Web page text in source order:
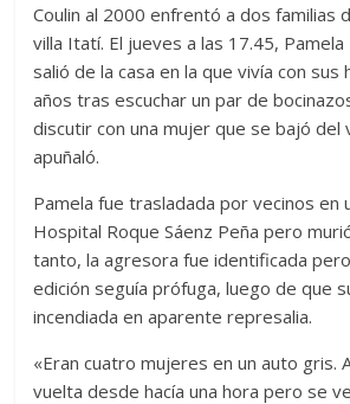
Coulin al 2000 enfrentó a dos familias
villa Itatí. El jueves a las 17.45, Pamela
salió de la casa en la que vivía con sus
años tras escuchar un par de
discutir con una mujer que se bajó del
apuñaló.
Pamela fue trasladada por vecinos en
Hospital Roque Sáenz Peña pero
tanto, la agresora fue identificada
edición seguía prófuga, luego de que
incendiada en aparente represalia.
«Eran cuatro mujeres en un auto gris.
vuelta desde hacía una hora pero se